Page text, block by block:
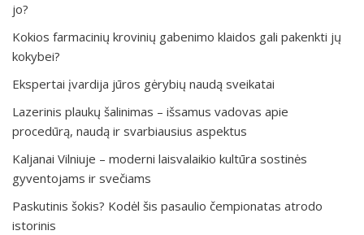
jo?
Kokios farmacinių krovinių gabenimo klaidos gali pakenkti jų
kokybei?
Ekspertai įvardija jūros gėrybių naudą sveikatai
Lazerinis plaukų šalinimas – išsamus vadovas apie
procedūrą, naudą ir svarbiausius aspektus
Kaljanai Vilniuje – moderni laisvalaikio kultūra sostinės
gyventojams ir svečiams
Paskutinis šokis? Kodėl šis pasaulio čempionatas atrodo
istorinis